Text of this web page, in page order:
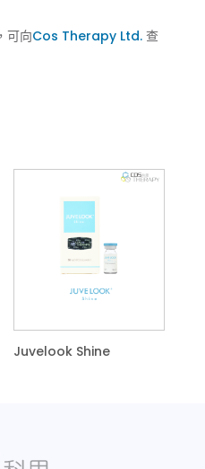
可向Cos Therapy Ltd.查
Juvelook Shine